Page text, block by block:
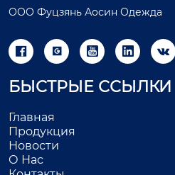
ООО Фуцзянь Аосин Одежда
    
БЫСТРЫЕ ССЫЛКИ
Главная
Продукция
Новости
О Нас